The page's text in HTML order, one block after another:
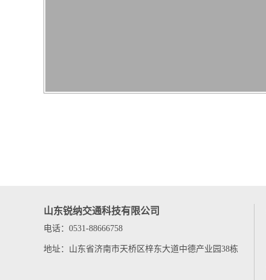
山东锐纳交通科技有限公司
电话：0531-88666758
地址：山东省济南市天桥区梓东大道中德产业园38栋